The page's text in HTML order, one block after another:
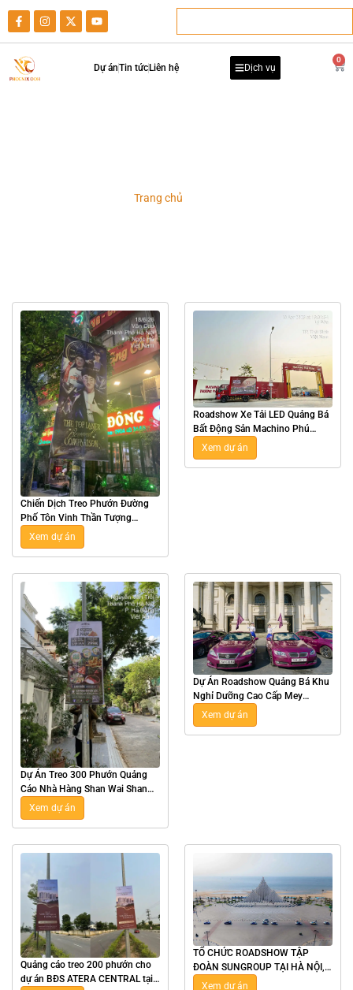
Dự ánTin tức Liên hệ Dịch vụ
0
Trang chủ
Chiến Dịch Treo Phướn Đường
Phố Tôn Vinh Thần Tượng
Esports Zeus Tại Hà Nội
Xem dự án
Roadshow Xe Tải LED Quảng Bá
Bất Động Sản Machino Phú
Xuân Tại Thái Bình
Xem dự án
Dự Án Treo 300 Phướn Quảng
Cáo Nhà Hàng Shan Wai Shan
Hot Pot Tại Hà Nội
Xem dự án
Dự Án Roadshow Quảng Bá Khu
Nghỉ Dưỡng Cao Cấp Mey
Retreat Bãi Lữ Tại Nghệ An
Xem dự án
Quảng cáo treo 200 phướn cho
dự án BĐS ATERA CENTRAL tại
TỔ CHỨC ROADSHOW TẬP
ĐOÀN SUNGROUP TẠI HÀ NỘI,
TPHCM, NHA TRANG, VŨNG
Xem dự án